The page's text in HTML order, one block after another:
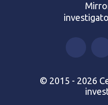
© 2015 - 2026